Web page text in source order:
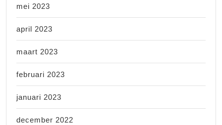
mei 2023
april 2023
maart 2023
februari 2023
januari 2023
december 2022